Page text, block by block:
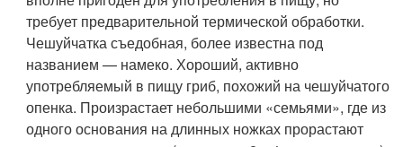
требует предварительной термической обработки.
Чешуйчатка съедобная, более известна под
названием — намеко. Хороший, активно
употребляемый в пищу гриб, похожий на чешуйчатого
опенка. Произрастает небольшими «семьями», где из
одного основания на длинных ножках прорастают